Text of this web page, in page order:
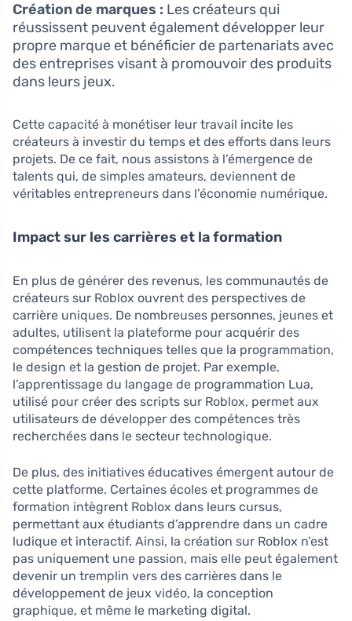
Création de marques : Les créateurs qui
réussissent peuvent également développer leur
propre marque et bénéficier de partenariats avec
des entreprises visant à promouvoir des produits
dans leurs jeux.
Cette capacité à monétiser leur travail incite les
créateurs à investir du temps et des efforts dans leurs
projets. De ce fait, nous assistons à l’émergence de
talents qui, de simples amateurs, deviennent de
véritables entrepreneurs dans l’économie numérique.
Impact sur les carrières et la formation
En plus de générer des revenus, les communautés de
créateurs sur Roblox ouvrent des perspectives de
carrière uniques. De nombreuses personnes, jeunes et
adultes, utilisent la plateforme pour acquérir des
compétences techniques telles que la programmation,
le design et la gestion de projet. Par exemple,
l’apprentissage du langage de programmation Lua,
utilisé pour créer des scripts sur Roblox, permet aux
utilisateurs de développer des compétences très
recherchées dans le secteur technologique.
De plus, des initiatives éducatives émergent autour de
cette platforme. Certaines écoles et programmes de
formation intègrent Roblox dans leurs cursus,
permettant aux étudiants d’apprendre dans un cadre
ludique et interactif. Ainsi, la création sur Roblox n’est
pas uniquement une passion, mais elle peut également
devenir un tremplin vers des carrières dans le
développement de jeux vidéo, la conception
graphique, et même le marketing digital.